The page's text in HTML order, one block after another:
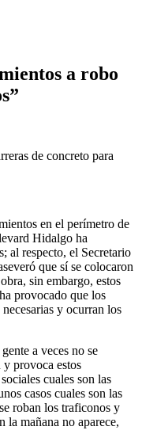
a robo
de concreto para
en el perímetro de
Hidalgo ha
al respecto, el Secretario
que sí se colocaron
sin embargo, estos
provocado que los
y ocurran los
a veces no se
y provoca estos
cuales son las
casos cuales son las
roban los traficonos y
la mañana no aparece,